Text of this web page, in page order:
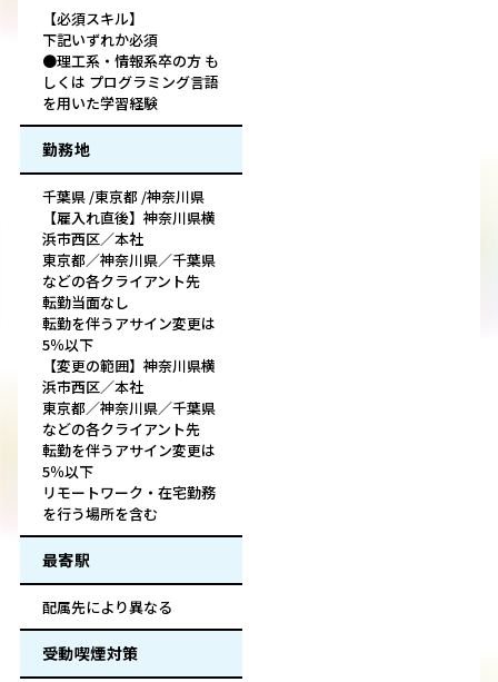
【必須スキル】
下記いずれか必須
●理工系・情報系卒の方 も
しくは プログラミング言語
を用いた学習経験
勤務地
千葉県 /東京都 /神奈川県
【雇入れ直後】神奈川県横
浜市西区／本社
東京都／神奈川県／千葉県
などの各クライアント先
転勤当面なし
転勤を伴うアサイン変更は
5％以下
【変更の範囲】神奈川県横
浜市西区／本社
東京都／神奈川県／千葉県
などの各クライアント先
転勤を伴うアサイン変更は
5％以下
リモートワーク・在宅勤務
を行う場所を含む
最寄駅
配属先により異なる
受動喫煙対策